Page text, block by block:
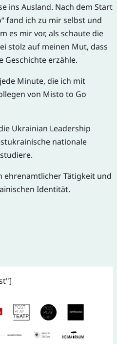
ins Ausland. Nach dem Start
fand ich zu mir selbst und
es mir vor, als schaute die
stolz auf meinen Mut, dass
Geschichte erzähle.
Minute, die ich mit
von Misto to Go
Ukrainian Leadership
nationale
ehrenamtlicher Tätigkeit und
Identität.